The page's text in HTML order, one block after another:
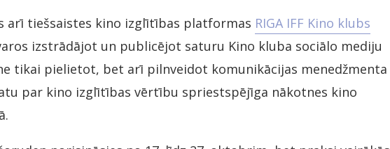
arī tiešsaistes kino izglītības platformas RIGA IFF Kino klubs
izstrādājot un publicējot saturu Kino kluba sociālo mediju
tikai pielietot, bet arī pilnveidot komunikācijas menedžmenta
par kino izglītības vērtību spriestspējīga nākotnes kino